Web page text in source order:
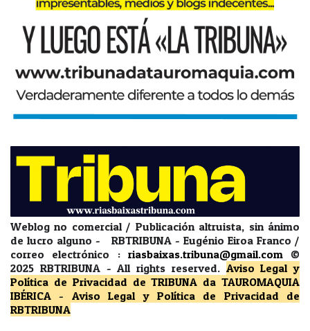
Weblog no comercial / Publicación altruista, sin ánimo
de lucro alguno - RBTRIBUNA - Eugénio Eiroa Franco /
correo electrónico : riasbaixas.tribuna@gmail.com
©
2025 RBTRIBUNA -All rights reserved. Aviso Legal y
Política de Privacidad de TRIBUNA da TAUROMAQUIA
IBÉRICA - Aviso Legal y Política de Privacidad
de
RBTRIBUNA